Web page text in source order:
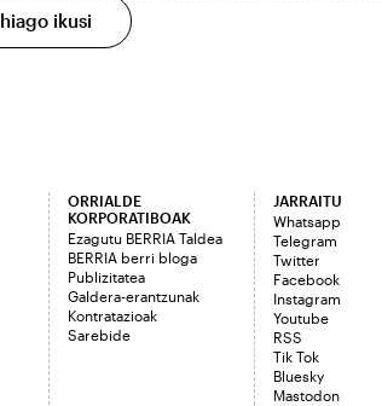
ikusi
ORRIALDE
KORPORATIBOAK
Ezagutu BERRIA Taldea
BERRIA berri bloga
Publizitatea
Galdera-erantzunak
Kontratazioak
Sarebide
JARRAITU
Whatsapp
Telegram
Twitter
Facebook
Instagram
Youtube
RSS
Tik Tok
Bluesky
Mastodon